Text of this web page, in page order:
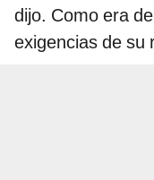
dijo. Como era
exigencias de su